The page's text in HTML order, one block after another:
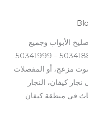
من 20 سنة في تصليح الأبواب وجميع
الاتصال والواتساب: 50341888 – 50341999
مزعج، أو المفصلات
كيفان، النجار
في منطقة كيفان